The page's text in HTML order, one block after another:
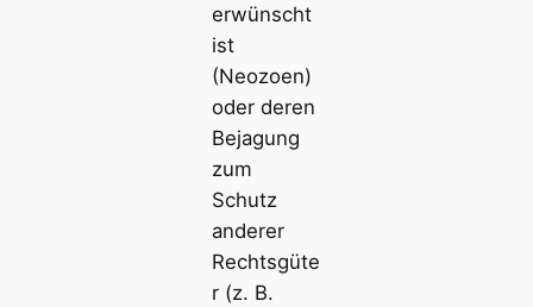
erwünscht
ist
(Neozoen)
oder deren
Bejagung
zum
Schutz
anderer
Rechtsgüte
r (z. B.